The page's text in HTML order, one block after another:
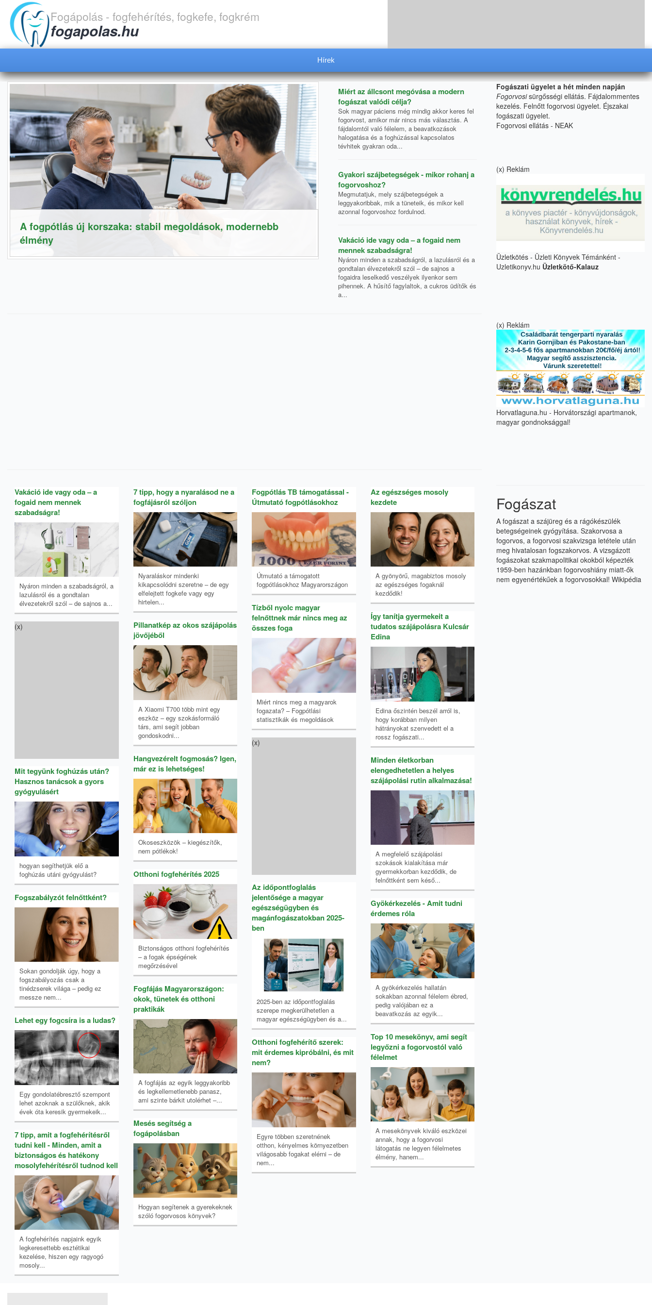
Fogápolás - fogfehérítés, fogkefe, fogkrém
fogapolas.hu
Hírek
A fogpótlás új korszaka: stabil megoldások, modernebb
élmény
Miért az állcsont megóvása a modern
fogászat valódi célja?
Sok magyar páciens még mindig akkor keres fel
fogorvost, amikor már nincs más választás. A
fájdalomtól való félelem, a beavatkozások
halogatása és a foghúzással kapcsolatos
tévhitek gyakran oda...
Gyakori szájbetegségek - mikor rohanj a
fogorvoshoz?
Megmutatjuk, mely szájbetegségek a
leggyakoribbak, mik a tüneteik, és mikor kell
azonnal fogorvoshoz fordulnod.
Vakáció ide vagy oda – a fogaid nem
mennek szabadságra!
Nyáron minden a szabadságról, a lazulásról és a
gondtalan élvezetekről szól – de sajnos a
fogaidra leselkedő veszélyek ilyenkor sem
pihennek. A hűsítő fagylaltok, a cukros üdítők és
a...
Vakáció ide vagy oda – a
fogaid nem mennek
szabadságra!
Nyáron minden a szabadságról, a
lazulásról és a gondtalan
élvezetekről szól – de sajnos a...
(x)
Mit tegyünk foghúzás után?
Hasznos tanácsok a gyors
gyógyulásért
hogyan segíthetjük elő a
foghúzás utáni gyógyulást?
Fogszabályzót felnőttként?
Sokan gondolják úgy, hogy a
fogszabályozás csak a
tinédzserek világa – pedig ez
messze nem...
Lehet egy fogcsíra is a ludas?
Egy gondolatébresztő szempont
lehet azoknak a szülőknek, akik
évek óta keresik gyermekeik...
7 tipp, amit a fogfehérítésről
tudni kell - Minden, amit a
biztonságos és hatékony
mosolyfehérítésről tudnod kell
A fogfehérítés napjaink egyik
legkeresettebb esztétikai
kezelése, hiszen egy ragyogó
mosoly...
7 tipp, hogy a nyaralásod ne a
fogfájásról szóljon
Nyaraláskor mindenki
kikapcsolódni szeretne – de egy
elfelejtett fogkefe vagy egy
hirtelen...
Pillanatkép az okos szájápolás
jövőjéből
A Xiaomi T700 több mint egy
eszköz – egy szokásformáló
társ, ami segít jobban
gondoskodni...
Hangvezérelt fogmosás? Igen,
már ez is lehetséges!
Okoseszközök – kiegészítők,
nem pótlékok!
Otthoni fogfehérítés 2025
Biztonságos otthoni fogfehérítés
– a fogak épségének
megőrzésével
Fogfájás Magyarországon:
okok, tünetek és otthoni
praktikák
A fogfájás az egyik leggyakoribb
és legkellemetlenebb panasz,
ami szinte bárkit utolérhet –...
Mesés segítség a
fogápolásban
Hogyan segítenek a gyerekeknek
szóló fogorvosos könyvek?
Fogpótlás TB támogatással -
Útmutató fogpótlásokhoz
Útmutató a támogatott
fogpótlásokhoz Magyarországon
Tízből nyolc magyar
felnőttnek már nincs meg az
összes foga
Miért nincs meg a magyarok
fogazata? – Fogpótlási
statisztikák és megoldások
(x)
Az időpontfoglalás
jelentősége a magyar
egészségügyben és
magánfogászatokban 2025-
ben
2025-ben az időpontfoglalás
szerepe megkerülhetetlen a
magyar egészségügyben és a...
Otthoni fogfehérítő szerek:
mit érdemes kipróbálni, és mit
nem?
Egyre többen szeretnének
otthon, kényelmes környezetben
világosabb fogakat elérni – de
nem...
Az egészséges mosoly
kezdete
A gyönyörű, magabiztos mosoly
az egészséges fogaknál
kezdődik!
Így tanítja gyermekeit a
tudatos szájápolásra Kulcsár
Edina
Edina őszintén beszél arról is,
hogy korábban milyen
hátrányokat szenvedett el a
rossz fogászati...
Minden életkorban
elengedhetetlen a helyes
szájápolási rutin alkalmazása!
A megfelelő szájápolási
szokások kialakítása már
gyermekkorban kezdődik, de
felnőttként sem késő...
Gyökérkezelés - Amit tudni
érdemes róla
A gyökérkezelés hallatán
sokakban azonnal félelem ébred,
pedig valójában ez a
beavatkozás az egyik...
Top 10 mesekönyv, ami segít
legyőzni a fogorvostól való
félelmet
A mesekönyvek kiváló eszközei
annak, hogy a fogorvosi
látogatás ne legyen félelmetes
élmény, hanem...
Fogászati ügyelet a hét minden napján
Fogorvosisürgősségi ellátás. Fájdalommentes
kezelés. Felnőtt fogorvosi ügyelet. Éjszakai
fogászati ügyelet.
Fogorvosi ellátás - NEAK
(x) Reklám
Üzletkötés - Üzleti Könyvek Témánként -
Uzletikonyv.hu Üzletkötő-Kalauz
(x) Reklám
Horvatlaguna.hu - Horvátországi apartmanok,
magyar gondnoksággal!
Fogászat
A fogászat a szájüreg és a rágókészülék
betegségeinek gyógyítása. Szakorvosa a
fogorvos, a fogorvosi szakvizsga letétele után
meg hivatalosan fogszakorvos. A vizsgázott
fogászokat szakmapolitikai okokból képezték
1959-ben hazánkban fogorvoshiány miatt-ők
nem egyenértékűek a fogorvosokkal! Wikipédia